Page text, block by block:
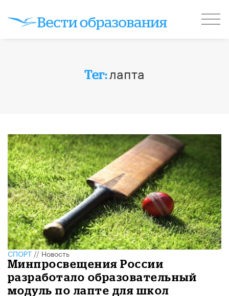
Тег:лапта
СПОРТ//Новость
Минпросвещения России
разработало образовательный
модуль по лапте для школ